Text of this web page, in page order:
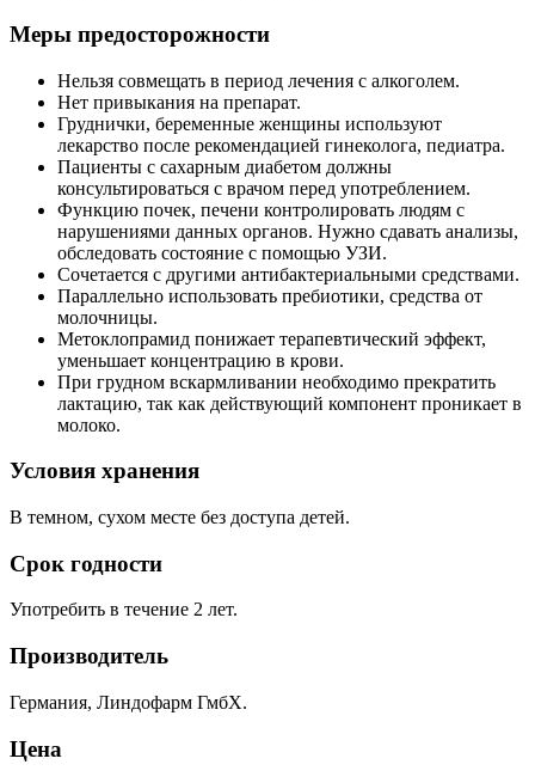
Меры предосторожности
Нельзя совмещать в период лечения с алкоголем.
Нет привыкания на препарат.
Груднички, беременные женщины используют
лекарство после рекомендацией гинеколога, педиатра.
Пациенты с сахарным диабетом должны
консультироваться с врачом перед употреблением.
Функцию почек, печени контролировать людям с
нарушениями данных органов. Нужно сдавать анализы,
обследовать состояние с помощью УЗИ.
Сочетается с другими антибактериальными средствами.
Параллельно использовать пребиотики, средства от
молочницы.
Метоклопрамид понижает терапевтический эффект,
уменьшает концентрацию в крови.
При грудном вскармливании необходимо прекратить
лактацию, так как действующий компонент проникает в
молоко.
Условия хранения
В темном, сухом месте без доступа детей.
Срок годности
Употребить в течение 2 лет.
Производитель
Германия, Линдофарм ГмбХ.
Цена